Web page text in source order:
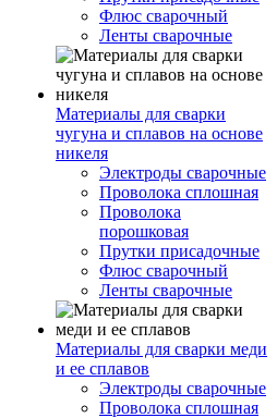
Флюс сварочный
Ленты сварочные
Материалы для сварки
чугуна и сплавов на основе
никеля
Электроды сварочные
Проволока сплошная
Проволока
порошковая
Прутки присадочные
Флюс сварочный
Ленты сварочные
Материалы для сварки меди
и ее сплавов
Электроды сварочные
Проволока сплошная